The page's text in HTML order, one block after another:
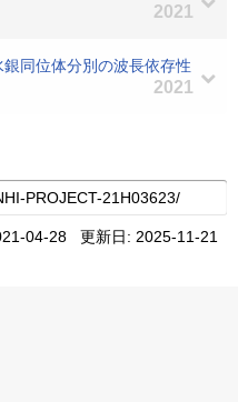
2021
同位体分別の波長依存性
2021
04-28 更新日: 2025-11-21